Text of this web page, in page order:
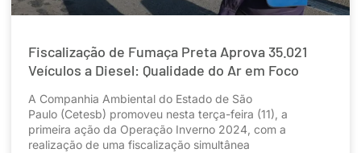
Fiscalização de Fumaça Preta Aprova 35.021
Veículos a Diesel: Qualidade do Ar em Foco
A Companhia Ambiental do Estado de São
Paulo (Cetesb) promoveu nesta terça-feira (11), a
primeira ação da Operação Inverno 2024, com a
realização de uma fiscalização simultânea